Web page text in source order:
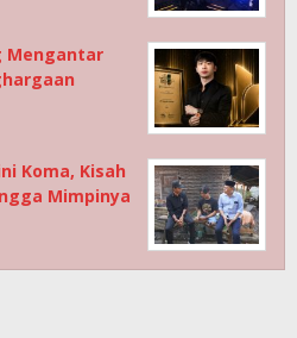
Mengantar
Koma, Kisah
Mimpinya